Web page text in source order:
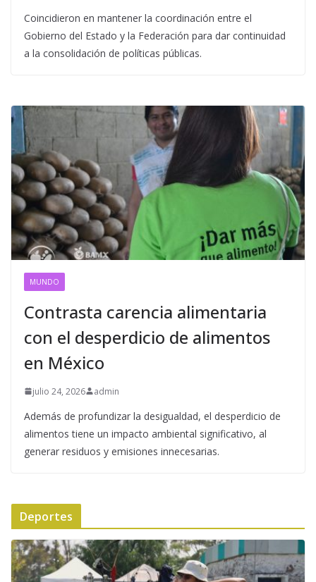
Coincidieron en mantener la coordinación entre el
Gobierno del Estado y la Federación para dar continuidad
a la consolidación de políticas públicas.
MUNDO
Contrasta carencia alimentaria
con el desperdicio de alimentos
en México
julio 24, 2026 admin
Además de profundizar la desigualdad, el desperdicio de
alimentos tiene un impacto ambiental significativo, al
generar residuos y emisiones innecesarias.
Deportes